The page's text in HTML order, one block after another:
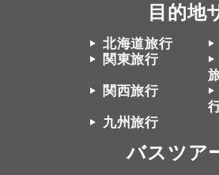
目的地
北海道旅行
関東旅行
関西旅行
九州旅行
バスツア